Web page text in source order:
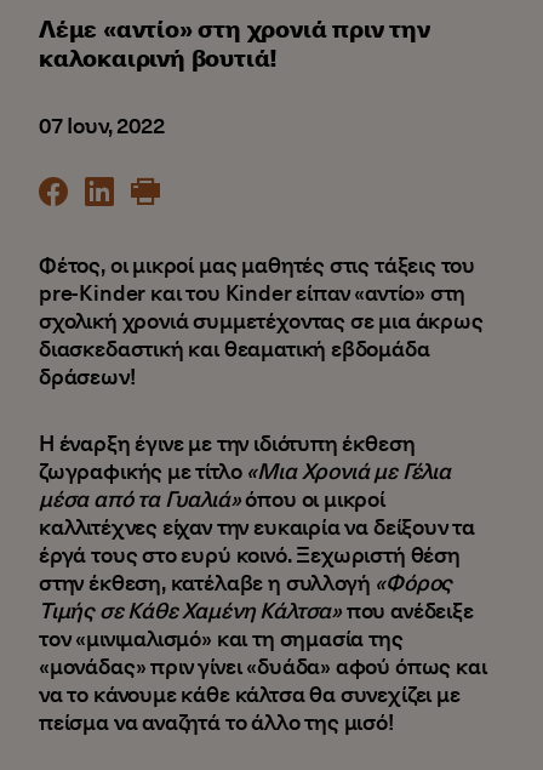
Λέμε «αντίο» στη χρονιά πριν την
καλοκαιρινή βουτιά!
07 Ιουν, 2022
Φέτος, οι μικροί μας μαθητές στις τάξεις του
pre-Kinder και του Kinder είπαν «αντίο» στη
σχολική χρονιά συμμετέχοντας σε μια άκρως
διασκεδαστική και θεαματική εβδομάδα
δράσεων!
Η έναρξη έγινε με την ιδιότυπη έκθεση
ζωγραφικής με τίτλο«Mια Χρονιά με Γέλια
μέσα από τα Γυαλιά»όπου οι μικροί
καλλιτέχνες είχαν την ευκαιρία να δείξουν τα
έργά τους στο ευρύ κοινό. Ξεχωριστή θέση
στην έκθεση, κατέλαβε η συλλογή «Φόρος
Τιμής σε Κάθε Χαμένη Κάλτσα»που ανέδειξε
τον «μινιμαλισμό» και τη σημασία της
«μονάδας» πριν γίνει «δυάδα» αφού όπως και
να το κάνουμε κάθε κάλτσα θα συνεχίζει με
πείσμα να αναζητά το άλλο της μισό!